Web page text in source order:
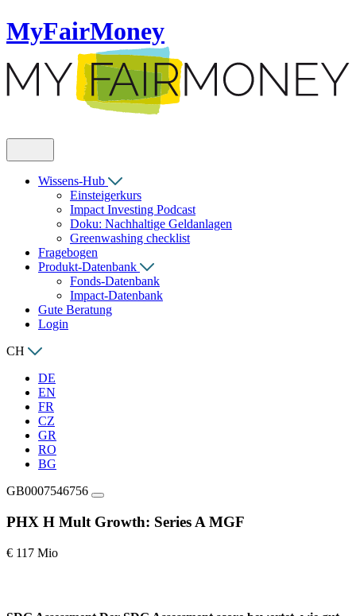
MyFairMoney
Wissens-Hub
Einsteigerkurs
Impact Investing Podcast
Doku: Nachhaltige Geldanlagen
Greenwashing checklist
Fragebogen
Produkt-Datenbank
Fonds-Datenbank
Impact-Datenbank
Gute Beratung
Login
CH
DE
EN
FR
CZ
GR
RO
BG
GB0007546756
PHX H Mult Growth: Series A MGF
€ 117 Mio